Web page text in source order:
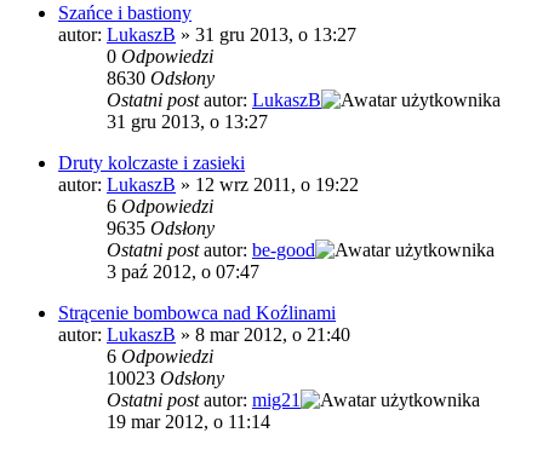
Szańce i bastiony
autor: LukaszB » 31 gru 2013, o 13:27
0 Odpowiedzi
8630 Odsłony
Ostatni postautor: LukaszB
31 gru 2013, o 13:27
Druty kolczaste i zasieki
autor: LukaszB » 12 wrz 2011, o 19:22
6 Odpowiedzi
9635 Odsłony
Ostatni postautor: be-good
3 paź 2012, o 07:47
Strącenie bombowca nad Koźlinami
autor: LukaszB » 8 mar 2012, o 21:40
6 Odpowiedzi
10023 Odsłony
Ostatni postautor: mig21
19 mar 2012, o 11:14